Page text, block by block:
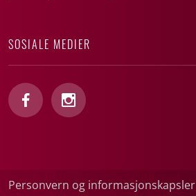
SOSIALE MEDIER
Personvern og informasjonskapsler